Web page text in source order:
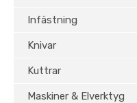
Infästning
Knivar
Kuttrar
Maskiner & Elverktyg